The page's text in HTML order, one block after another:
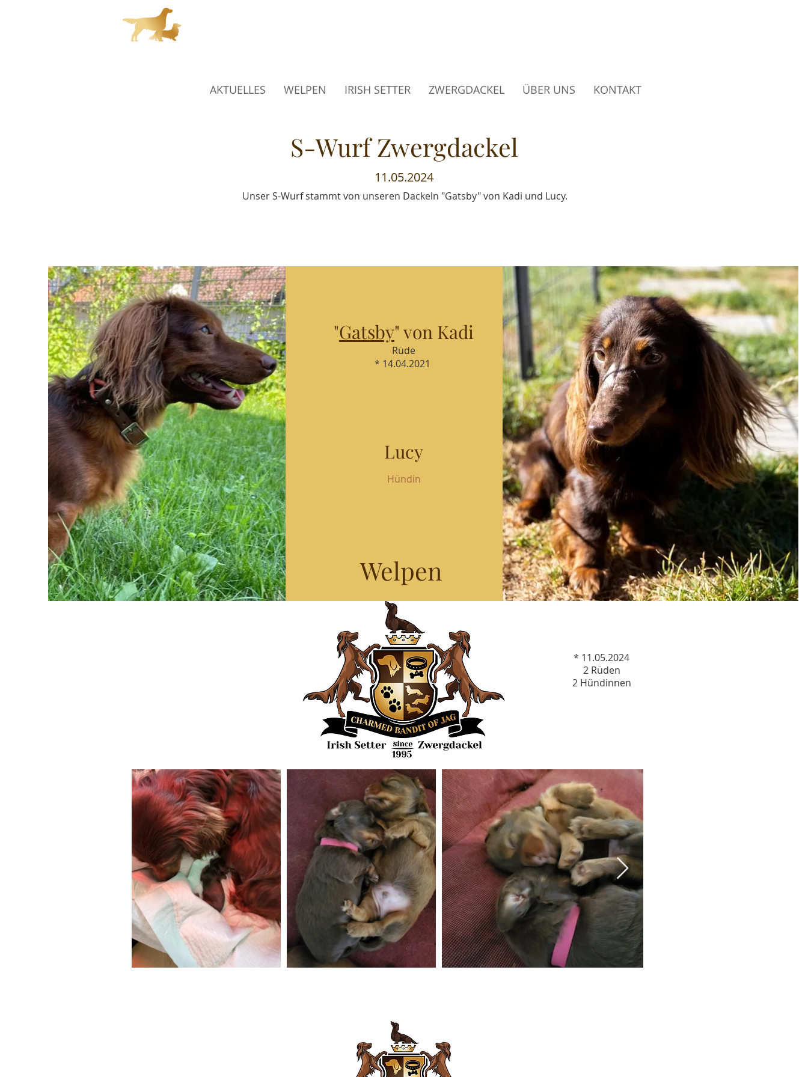
AKTUELLES WELPEN IRISH SETTER ZWERGDACKEL ÜBER UNS KONTAKT
S-Wurf Zwergdackel
11.05.2024
Unser S-Wurf stammt von unseren Dackeln "Gatsby" von Kadi und Lucy.
"Gatsby" von Kadi
Rüde
* 14.04.2021
Lucy
Hündin
Welpen
* 11.05.2024
2 Rüden
2 Hündinnen